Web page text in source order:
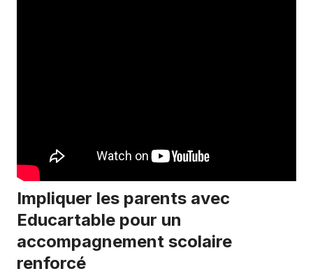
Impliquer les parents avec
Educartable pour un
accompagnement scolaire
renforcé